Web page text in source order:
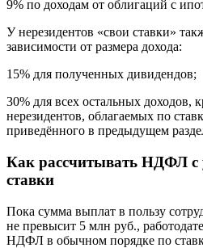
9% по доходам от облигаций с
У нерезидентов «свои ставки»
зависимости от размера дохода:
15% для полученных дивидендов;
30% для всех остальных доходов,
нерезидентов, облагаемых по
приведённого в предыдущем
Как рассчитывать НДФЛ с
ставки
Пока сумма выплат в пользу
не превысит 5 млн руб.,
НДФЛ в обычном порядке по